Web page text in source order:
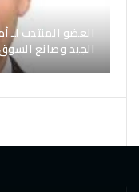
العضو المنتدب لـ
الجيد وصانع